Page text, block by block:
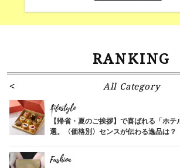
RANKING
All Category
Lifestyle
【帰省・夏のご挨拶】で喜ばれる「ホテ
選。〈価格別〉センスが伝わる逸品は？
Fashion